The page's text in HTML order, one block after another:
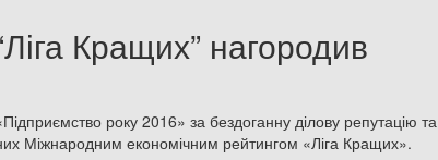
Кращих” нагородив
року 2016» за бездоганну ділову репутацію та
Міжнародним економічним рейтингом «Ліга Кращих».